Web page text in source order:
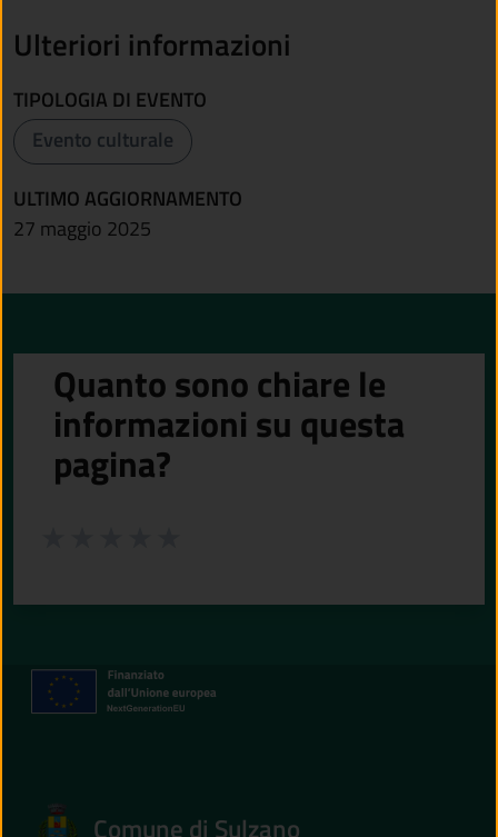
Ulteriori informazioni
TIPOLOGIA DI EVENTO
Evento culturale
ULTIMO AGGIORNAMENTO
27 maggio 2025
Quanto sono chiare le
informazioni su questa
pagina?
Comune di Sulzano